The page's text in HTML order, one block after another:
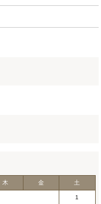
木 金 土
1